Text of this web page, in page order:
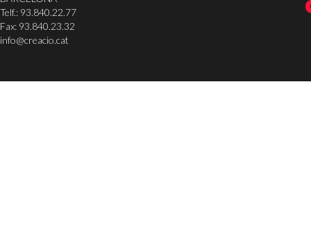
Telf.: 93.840.22.77
Fax: 93.840.23.32
info@creacio.cat